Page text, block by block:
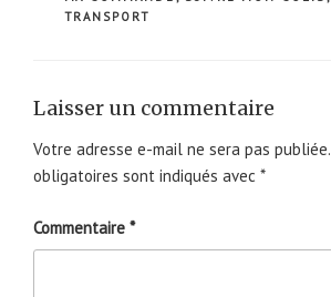
TRANSPORT
Laisser un commentaire
Votre adresse e-mail ne sera pas publiée.
obligatoires sont indiqués avec *
Commentaire *